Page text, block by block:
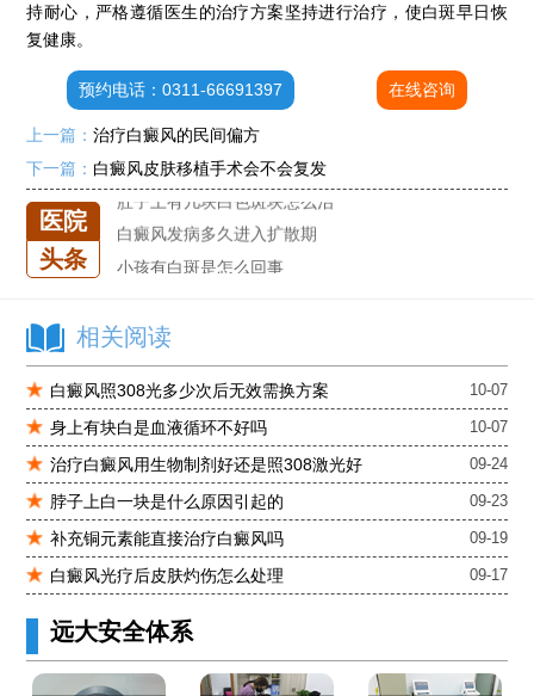
持耐心，严格遵循医生的治疗方案坚持进行治疗，使白斑早日恢
复健康。
预约电话：0311-66691397 在线咨询
上一篇：治疗白癜风的民间偏方
下一篇： 白癜风皮肤移植手术会不会复发
医院
头条
石家庄专治白斑医院
各种白斑的图片
肚子上有几块白色斑块怎么治
石家庄专治白斑医院
治疗白癜风便宜的医院
各种白斑的图片
白癜风单药遇瓶颈怎么办 -芦可替尼联合光疗，让难治部位"跟上来"
进口芦可替尼临床公益招募50名——石家庄远大第5届青少年白癜风复色夏令营启动
肚子上有几块白色斑块怎么治
相关阅读
白癜风照308光多少次后无效需换方案 10-07
身上有块白是血液循环不好吗 10-07
治疗白癜风用生物制剂好还是照308激光好 09-24
脖子上白一块是什么原因引起的 09-23
补充铜元素能直接治疗白癜风吗 09-19
白癜风光疗后皮肤灼伤怎么处理 09-17
远大安全体系